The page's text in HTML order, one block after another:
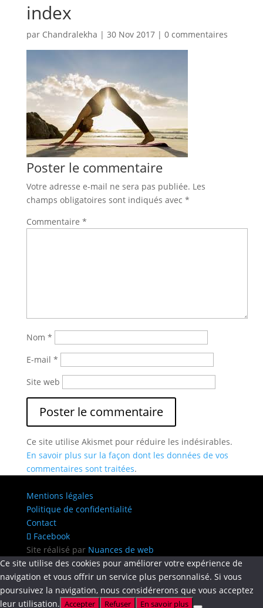
index
par Chandralekha | 30 Nov 2017| 0 commentaires
Poster le commentaire
Votre adresse e-mail ne sera pas publiée. Les
champs obligatoires sont indiqués avec *
Commentaire *
Nom *
E-mail *
Site web
Ce site utilise Akismet pour réduire les indésirables.
En savoir plus sur la façon dont les données de vos
commentaires sont traitées.
Mentions légales
Politique de confidentialité
Contact
Facebook
Site réalisé par Nuances de web
Ce site utilise des cookies pour améliorer votre expérience de
navigation et vous offrir un service plus personnalisé. Si vous
poursuivez la navigation, nous considérerons que vous acceptez
leur utilisation. Accepter Refuser En savoir plus